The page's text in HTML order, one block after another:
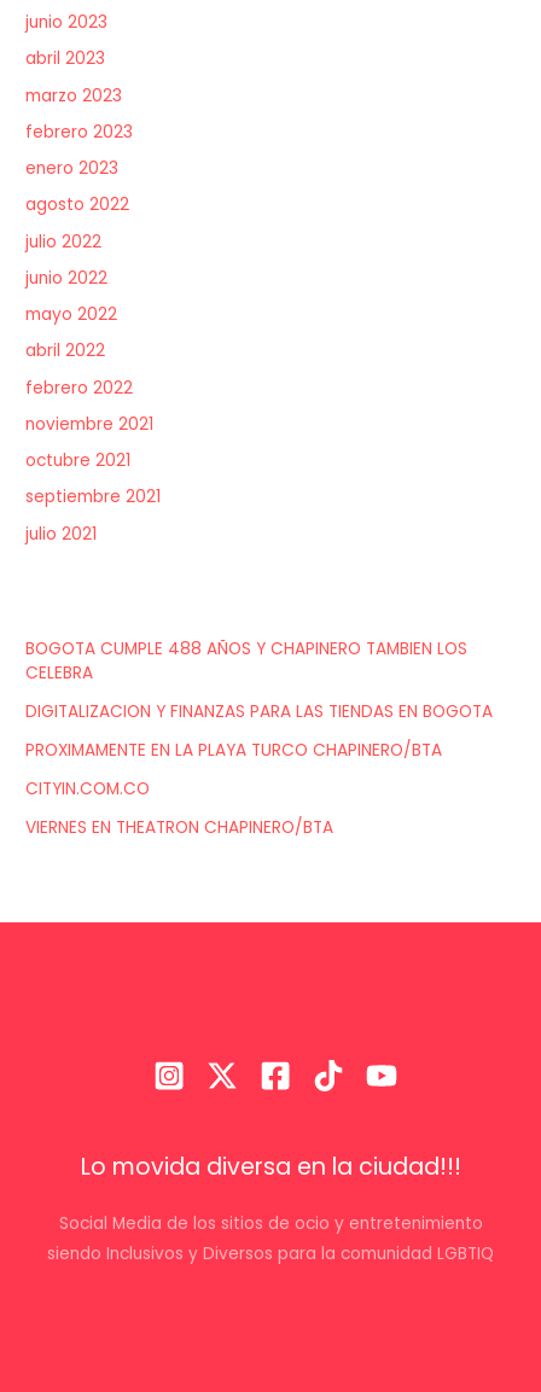
junio 2023
abril 2023
marzo 2023
febrero 2023
enero 2023
agosto 2022
julio 2022
junio 2022
mayo 2022
abril 2022
febrero 2022
noviembre 2021
octubre 2021
septiembre 2021
julio 2021
BOGOTA CUMPLE 488 AÑOS Y CHAPINERO TAMBIEN LOS
CELEBRA
DIGITALIZACION Y FINANZAS PARA LAS TIENDAS EN BOGOTA
PROXIMAMENTE EN LA PLAYA TURCO CHAPINERO/BTA
CITYIN.COM.CO
VIERNES EN THEATRON CHAPINERO/BTA
Lo movida diversa en la ciudad!!!
Social Media de los sitios de ocio y entretenimiento
siendo Inclusivos y Diversos para la comunidad LGBTIQ